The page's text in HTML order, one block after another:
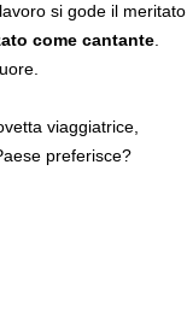
si gode il meritato
come cantante.
viaggiatrice,
preferisce?